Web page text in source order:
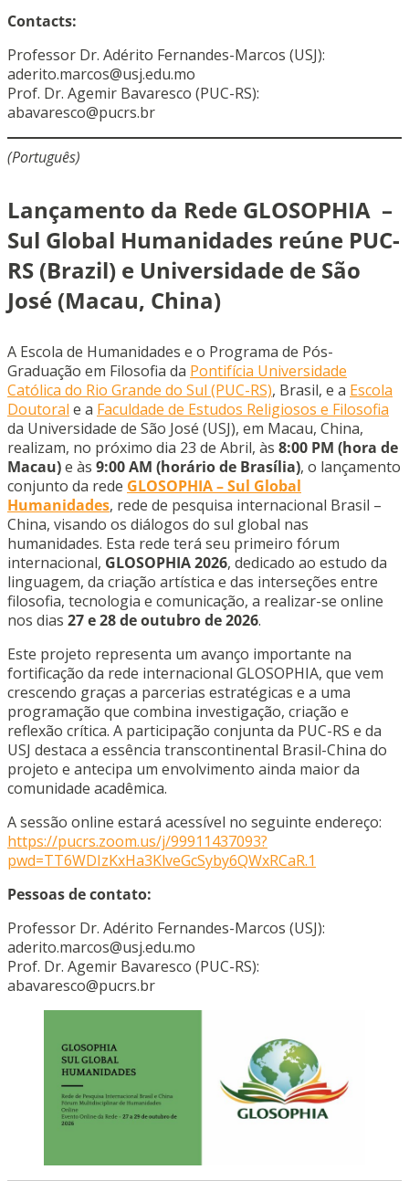
Contacts:
Professor Dr. Adérito Fernandes-Marcos (USJ):
aderito.marcos@usj.edu.mo
Prof. Dr. Agemir Bavaresco (PUC-RS):
abavaresco@pucrs.br
(Português)
Lançamento da Rede GLOSOPHIA –
Sul Global Humanidades reúne PUC-
RS (Brazil) e Universidade de São
José (Macau, China)
A Escola de Humanidades e o Programa de Pós-
Graduação em Filosofia da Pontifícia Universidade
Católica do Rio Grande do Sul (PUC-RS), Brasil, e a Escola
Doutoral e a Faculdade de Estudos Religiosos e Filosofia
da Universidade de São José (USJ), em Macau, China,
realizam, no próximo dia 23 de Abril, às 8:00 PM (hora de
Macau)e às 9:00 AM (horário de Brasília), o lançamento
conjunto da rede GLOSOPHIA – Sul Global
Humanidades, rede de pesquisa internacional Brasil –
China, visando os diálogos do sul global nas
humanidades. Esta rede terá seu primeiro fórum
internacional, GLOSOPHIA 2026, dedicado ao estudo da
linguagem, da criação artística e das interseções entre
filosofia, tecnologia e comunicação, a realizar-se online
nos dias 27 e 28 de outubro de 2026.
Este projeto representa um avanço importante na
fortificação da rede internacional GLOSOPHIA, que vem
crescendo graças a parcerias estratégicas e a uma
programação que combina investigação, criação e
reflexão crítica. A participação conjunta da PUC-RS e da
USJ destaca a essência transcontinental Brasil-China do
projeto e antecipa um envolvimento ainda maior da
comunidade acadêmica.
A sessão online estará acessível no seguinte endereço:
https://pucrs.zoom.us/j/99911437093?
pwd=TT6WDIzKxHa3KlveGcSyby6QWxRCaR.1
Pessoas de contato:
Professor Dr. Adérito Fernandes-Marcos (USJ):
aderito.marcos@usj.edu.mo
Prof. Dr. Agemir Bavaresco (PUC-RS):
abavaresco@pucrs.br